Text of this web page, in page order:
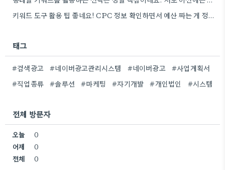
키워드 도구 활용 팁 좋네요! CPC 정보 확인하면서 예산 짜는 게 정말 중요할 것 같아요.
태그
#검색광고 #네이버광고관리시스템 #네이버광고
#사업계획서
#직업종류
#솔루션 #마케팅 #자기개발 #개인법인 #시스템
전체 방문자
오늘
0
어제
0
전체
0